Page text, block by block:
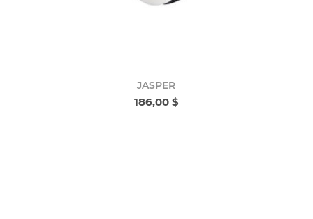
JASPER
186,00 $